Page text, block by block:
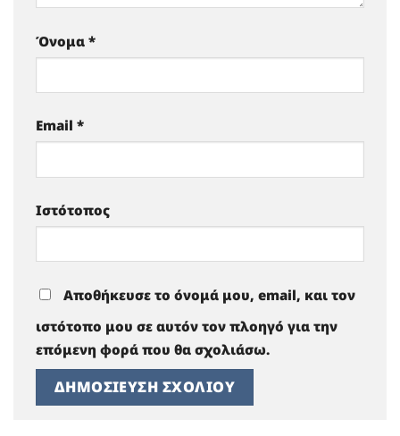
Όνομα *
Email *
Ιστότοπος
Αποθήκευσε το όνομά μου, email, και τον
ιστότοπο μου σε αυτόν τον πλοηγό για την
επόμενη φορά που θα σχολιάσω.